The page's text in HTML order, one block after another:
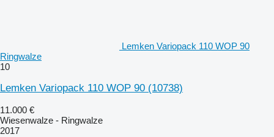
Lemken Variopack 110 WOP 90
Ringwalze
10
Lemken Variopack 110 WOP 90 (10738)
11.000 €
Wiesenwalze - Ringwalze
2017